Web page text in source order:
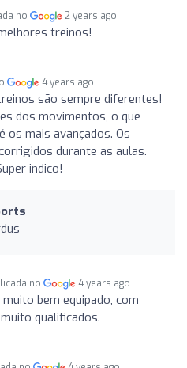
no 2 years ago
treinos!
4 years ago
são sempre diferentes!
dos movimentos, o que
os mais avançados. Os
durante as aulas.
indico!
no 4 years ago
muito bem equipado, com
qualificados.